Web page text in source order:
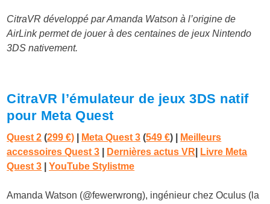
CitraVR développé par Amanda Watson à l’origine de
AirLink permet de jouer à des centaines de jeux Nintendo
3DS nativement.
CitraVR l’émulateur de jeux 3DS natif
pour Meta Quest
Quest 2 (299 €) Meta Quest 3 (549 €)
Meilleurs
accessoires Quest 3
Dernières actus VR
Livre Meta
Quest 3
YouTube Stylistme
Amanda Watson (@fewerwrong), ingénieur chez Oculus (la